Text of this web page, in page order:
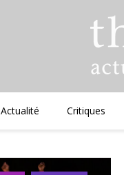
Actualité Critiques